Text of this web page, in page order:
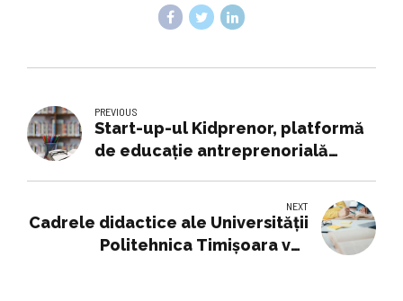
PREVIOUS
Start-up-ul Kidprenor, platformă
de educaţie antreprenorială
NEXT
Cadrele didactice ale Universității
Politehnica Timișoara vor